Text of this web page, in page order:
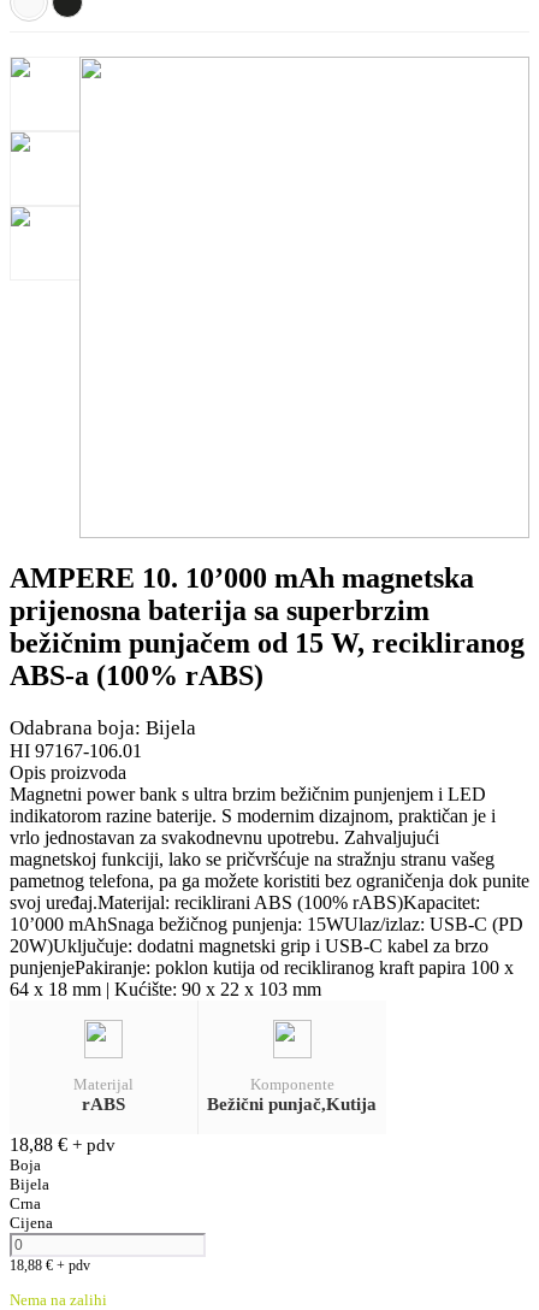
AMPERE 10. 10’000 mAh magnetska
prijenosna baterija sa superbrzim
bežičnim punjačem od 15 W, recikliranog
ABS-a (100% rABS)
Odabrana boja: Bijela
HI 97167-106.01
Opis proizvoda
Magnetni power bank s ultra brzim bežičnim punjenjem i LED
indikatorom razine baterije. S modernim dizajnom, praktičan je i
vrlo jednostavan za svakodnevnu upotrebu. Zahvaljujući
magnetskoj funkciji, lako se pričvršćuje na stražnju stranu vašeg
pametnog telefona, pa ga možete koristiti bez ograničenja dok punite
svoj uređaj.Materijal: reciklirani ABS (100% rABS)Kapacitet:
10’000 mAhSnaga bežičnog punjenja: 15WUlaz/izlaz: USB-C (PD
20W)Uključuje: dodatni magnetski grip i USB-C kabel za brzo
punjenjePakiranje: poklon kutija od recikliranog kraft papira 100 x
64 x 18 mm | Kućište: 90 x 22 x 103 mm
Materijal
rABS
Komponente
Bežični punjač,Kutija
18,88 € + pdv
Boja
Bijela
Crna
Cijena
18,88 € + pdv
Nema na zalihi